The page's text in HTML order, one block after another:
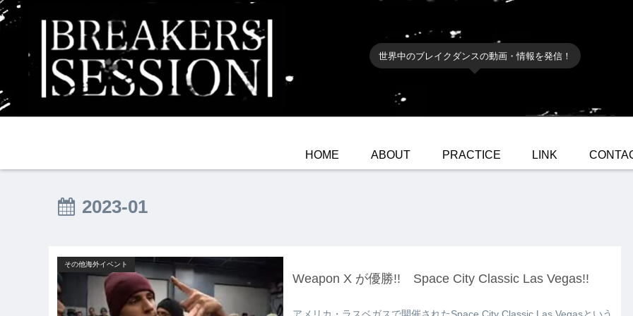
世界中のブレイクダンスの動画・情報を発信！
HOME ABOUT PRACTICE LINK
2023-01
その他海外イベント
Weapon X が優勝!! Space City Classic Las Vegas!!